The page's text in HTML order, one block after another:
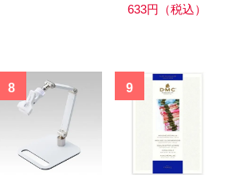
633円（税込）
8 9